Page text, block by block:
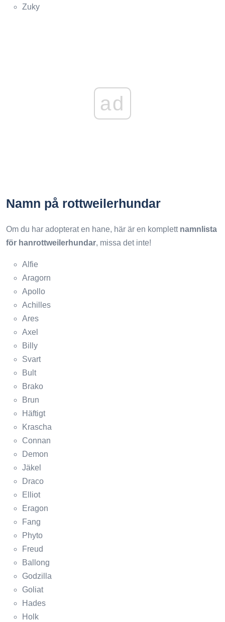
Zuky
ad
Namn på rottweilerhundar
Om du har adopterat en hane, här är en komplettnamnlista
för hanrottweilerhundar, missa det inte!
Alfie
Aragorn
Apollo
Achilles
Ares
Axel
Billy
Svart
Bult
Brako
Brun
Häftigt
Krascha
Connan
Demon
Jäkel
Draco
Elliot
Eragon
Fang
Phyto
Freud
Ballong
Godzilla
Goliat
Hades
Holk